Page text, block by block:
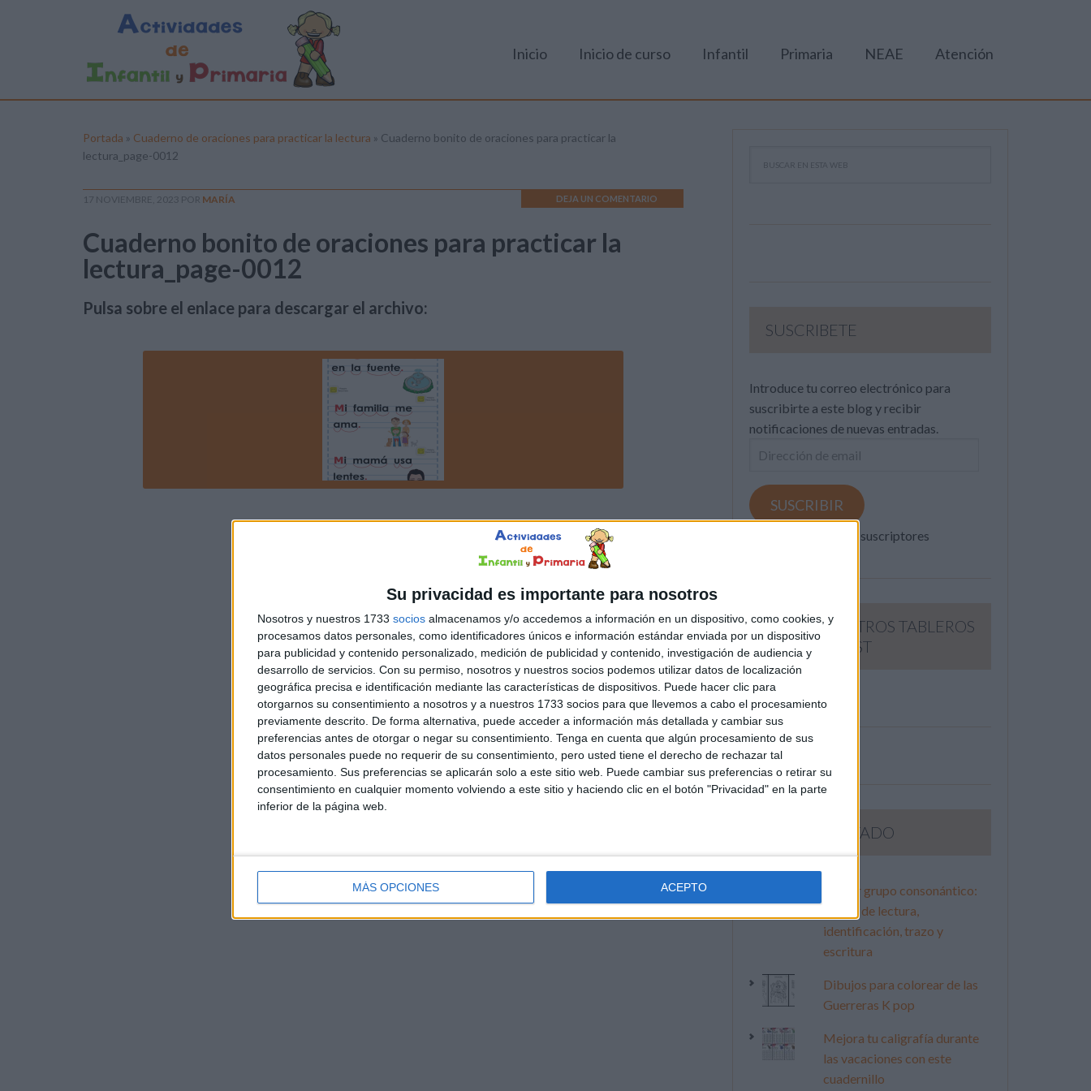
Su privacidad es importante para nosotros
Nosotros y nuestros 1733 socios almacenamos y/o accedemos a información en un dispositivo, como cookies, y
procesamos datos personales, como identificadores únicos e información estándar enviada por un dispositivo
para publicidad y contenido personalizado, medición de publicidad y contenido, investigación de audiencia y
desarrollo de servicios. Con su permiso, nosotros y nuestros socios podemos utilizar datos de localización
geográfica precisa e identificación mediante las características de dispositivos. Puede hacer clic para
otorgarnos su consentimiento a nosotros y a nuestros 1733 socios para que llevemos a cabo el procesamiento
previamente descrito. De forma alternativa, puede acceder a información más detallada y cambiar sus
preferencias antes de otorgar o negar su consentimiento. Tenga en cuenta que algún procesamiento de sus
datos personales puede no requerir de su consentimiento, pero usted tiene el derecho de rechazar tal
procesamiento. Sus preferencias se aplicarán solo a este sitio web. Puede cambiar sus preferencias o retirar su
consentimiento en cualquier momento volviendo a este sitio y haciendo clic en el botón "Privacidad" en la parte
inferior de la página web.
MÁS OPCIONES ACEPTO
Inicio Inicio de curso Infantil Primaria NEAE Atención
Portada » Cuaderno de oraciones para practicar la lectura » Cuaderno bonito de oraciones para practicar la
lectura_page-0012
17 NOVIEMBRE, 2023 POR MARÍA DEJA UN COMENTARIO
Cuaderno bonito de oraciones para practicar la
lectura_page-0012
Pulsa sobre el enlace para descargar el archivo:
SUSCRIBETE
Introduce tu correo electrónico para
suscribirte a este blog y recibir
notificaciones de nuevas entradas.
Dirección
email
SUSCRIBIR
Únete a otros 371K suscriptores
SIGUE NUESTROS TABLEROS
EN PINTEREST
LO MÁS VISITADO
Primer grupo consonántico:
Fichas de lectura,
identificación, trazo y
escritura
Dibujos para colorear de las
Guerreras K pop
Mejora tu caligrafía durante
las vacaciones con este
cuadernillo